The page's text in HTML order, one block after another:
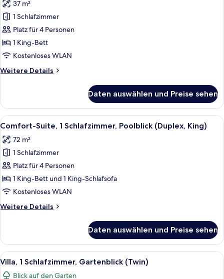
Deluxe-
Zimmer,
1 King-
Bett,
Meerblick
Deluxe)
37 m²
1 Schlafzimmer
Platz für 4 Personen
1 King-Bett
Kostenloses WLAN
Weitere Details
Weitere
Zimmer,
1 King-
Bett,
(Premium
Deluxe)
Daten auswählen und Preise sehen
Alle
Fotos
für
Comfort-
Suite,
1
Schlafzimmer,
(Duplex,
Ein Hotelzimmer mit Bett,
11
Comfort-Suite, 1 Schlafzimmer, Poolblick (Duplex, King)
72 m²
1 Schlafzimmer
Platz für 4 Personen
1 King-Bett und 1 King-Schlafsofa
Kostenloses WLAN
Weitere Details
Weitere
Suite,
Schlafzimmer,
Daten auswählen und Preise sehen
Alle
Fotos
Ein Hotelzimmer mit Bett,
7
Villa, 1 Schlafzimmer, Gartenblick (Twin)
Blick auf den Garten